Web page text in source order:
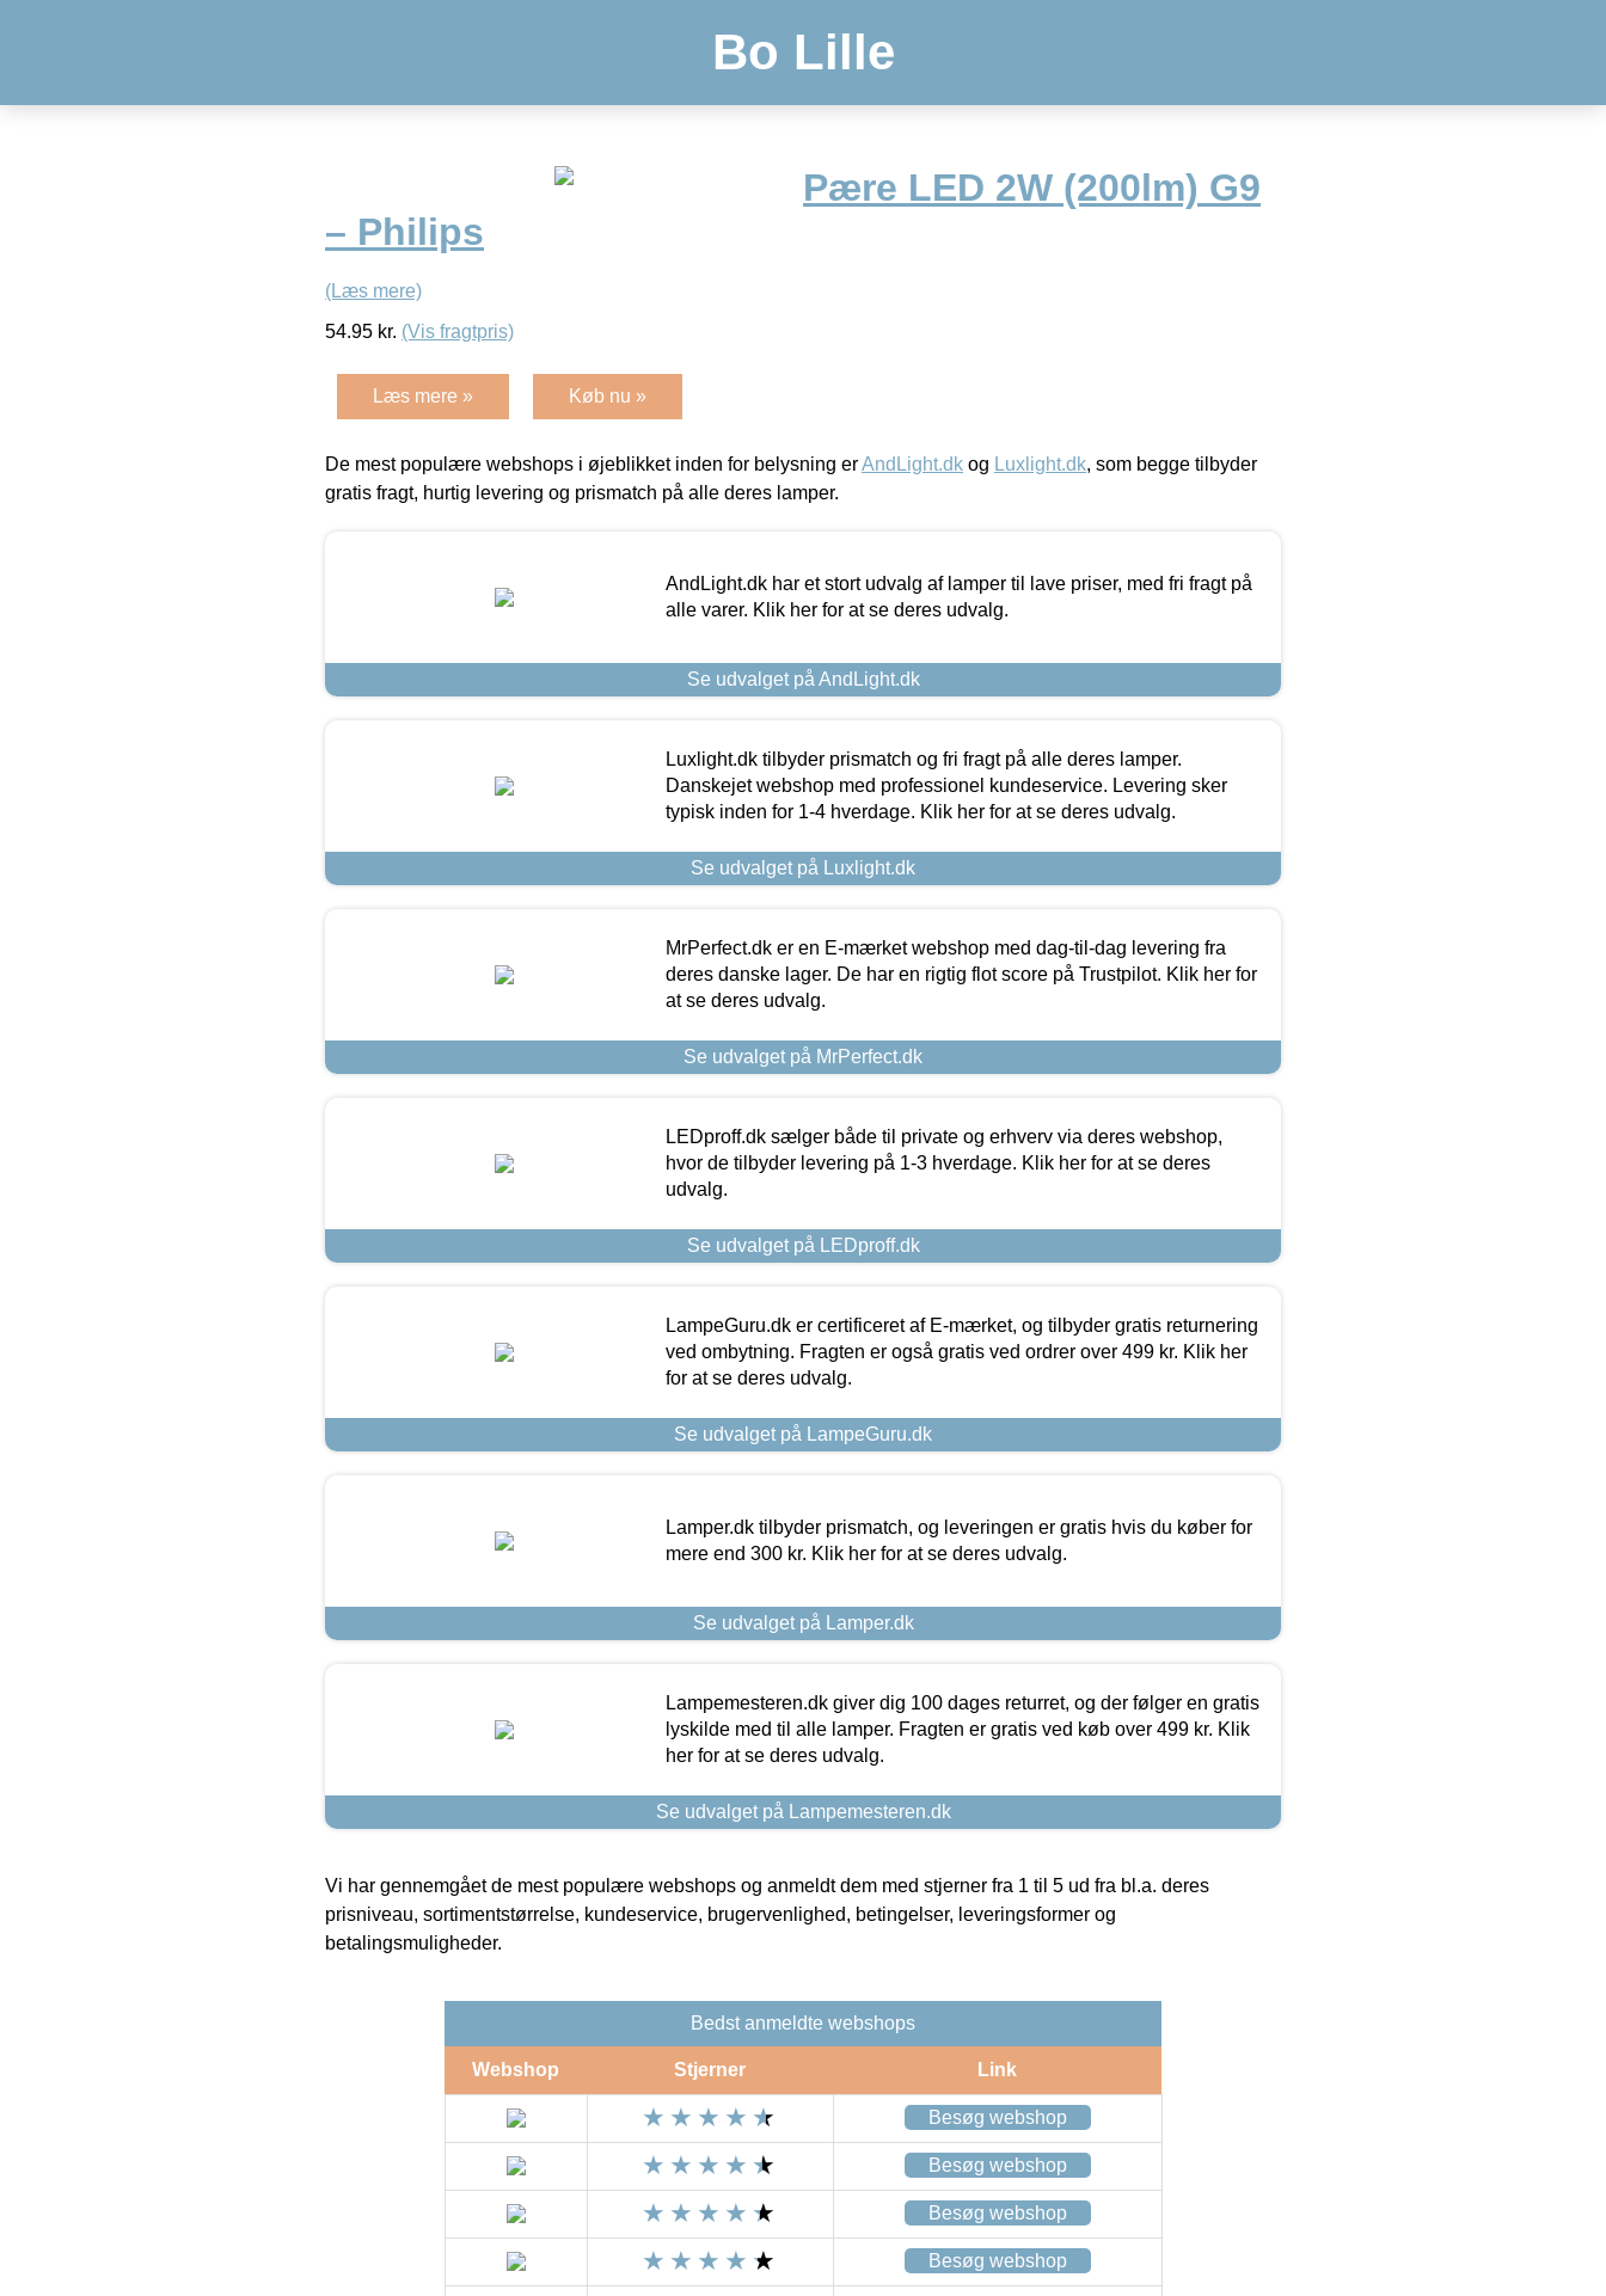
Bo Lille
Pære LED 2W (200lm) G9
– Philips
(Læs mere)
54.95 kr. (Vis fragtpris)
Læs mere » Køb nu »
De mest populære webshops i øjeblikket inden for belysning erAndLight.dk og Luxlight.dk, som begge tilbyder
gratis fragt, hurtig levering og prismatch på alle deres lamper.
AndLight.dk har et stort udvalg af lamper til lave priser, med fri fragt på
alle varer. Klik her for at se deres udvalg.
Se udvalget på AndLight.dk
Luxlight.dk tilbyder prismatch og fri fragt på alle deres lamper.
Danskejet webshop med professionel kundeservice. Levering sker
typisk inden for 1-4 hverdage. Klik her for at se deres udvalg.
Se udvalget på Luxlight.dk
MrPerfect.dk er en E-mærket webshop med dag-til-dag levering fra
deres danske lager. De har en rigtig flot score på Trustpilot. Klik her for
at se deres udvalg.
Se udvalget på MrPerfect.dk
LEDproff.dk sælger både til private og erhverv via deres webshop,
hvor de tilbyder levering på 1-3 hverdage. Klik her for at se deres
udvalg.
Se udvalget på LEDproff.dk
LampeGuru.dk er certificeret af E-mærket, og tilbyder gratis returnering
ved ombytning. Fragten er også gratis ved ordrer over 499 kr. Klik her
for at se deres udvalg.
Se udvalget på LampeGuru.dk
Lamper.dk tilbyder prismatch, og leveringen er gratis hvis du køber for
mere end 300 kr. Klik her for at se deres udvalg.
Se udvalget på Lamper.dk
Lampemesteren.dk giver dig 100 dages returret, og der følger en gratis
lyskilde med til alle lamper. Fragten er gratis ved køb over 499 kr. Klik
her for at se deres udvalg.
Se udvalget på Lampemesteren.dk
Vi har gennemgået de mest populære webshops og anmeldt dem med stjerner fra 1 til 5 ud fra bl.a. deres
prisniveau, sortimentstørrelse, kundeservice, brugervenlighed, betingelser, leveringsformer og
betalingsmuligheder.
Bedst anmeldte webshops
Webshop Stjerner Link
Besøg webshop
Besøg webshop
Besøg webshop
Besøg webshop